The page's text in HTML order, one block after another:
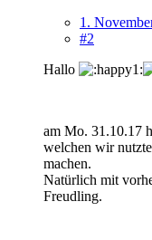
1.
#2
Hallo
am Mo. 31.10.17
welchen wir
machen.
Natürlich mit
Freudling.